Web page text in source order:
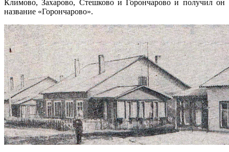
Климово, Захарово, Стешково и Горончарово и получил он
название «Горончарово».